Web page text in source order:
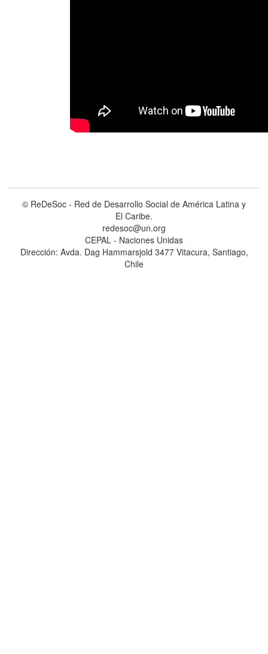
© ReDeSoc - Red de Desarrollo Social de América Latina y
El Caribe.
redesoc@un.org
CEPAL - Naciones Unidas
Dirección: Avda. Dag Hammarsjold 3477 Vitacura, Santiago,
Chile